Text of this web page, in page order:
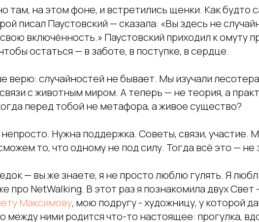
там, на этом фоне, и встретились щенки. Как будто
писал Паустовский — сказала: «Вы здесь не
включённость.» Паустовский приходил к омуту
остаться — в заботе, в поступке, в сердце.
верю: случайностей не бывает. Мы изучали
с животным миром. А теперь — не теория, а
перед тобой не метафора, а живое существо?
Нужна поддержка. Советы, связи, участие.
то, что одному не под силу. Тогда всё это — не
— вы же знаете, я не просто люблю гулять. Я
про NetWalking. В этот раз я познакомила двух Свет
Максимову, мою подругу - художницу, у которой
между ними родится что-то настоящее: прогулка,